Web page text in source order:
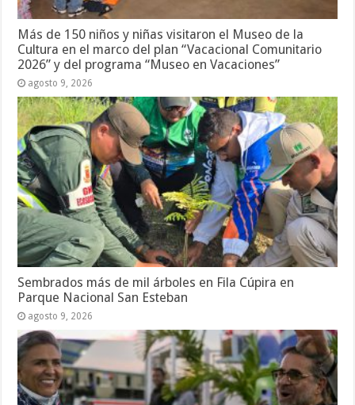
Más de 150 niños y niñas visitaron el Museo de la
Cultura en el marco del plan “Vacacional Comunitario
2026” y del programa “Museo en Vacaciones”
agosto 9, 2026
Sembrados más de mil árboles en Fila Cúpira en
Parque Nacional San Esteban
agosto 9, 2026